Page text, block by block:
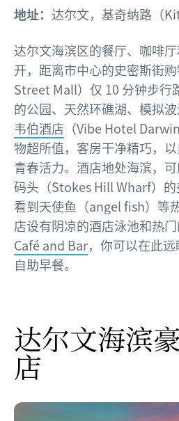
地址： 达尔文，基奇纳路（
达尔文海滨区的餐厅、咖啡
开，距离市中心的史密斯街
Street Mall）仅 10 分钟步行
的公园、天然环礁湖、模拟
韦伯酒店 （Vibe Hotel
物超所值，客房干净精巧，
青春活力。酒店地处海滨，
码头（Stokes Hill Wharf）
看到天使鱼（angel fish）等
店设有阴凉的酒店泳池和热
Café and Bar，你可以在此
自助早餐。
达尔文海滨
店